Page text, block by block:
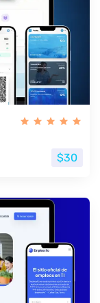
$30